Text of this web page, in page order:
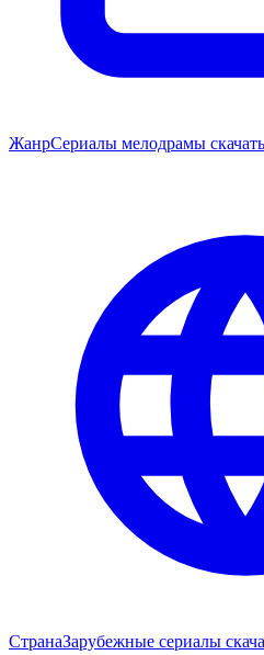
ЖанрСериалы мелодрамы
СтранаЗарубежные сериалы